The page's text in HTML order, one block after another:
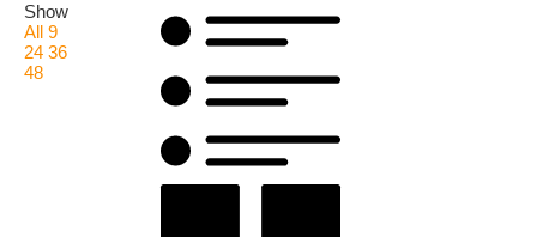
popularności
Show
All 9
24 36
48